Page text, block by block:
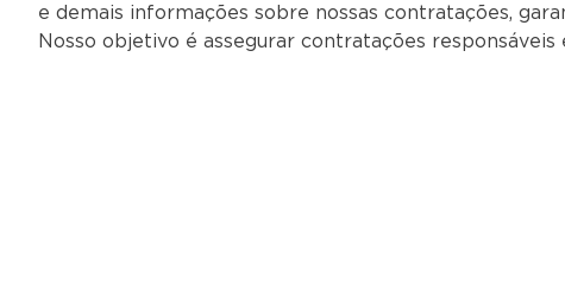
e demais informações sobre nossas contratações,
Nosso objetivo é assegurar contratações